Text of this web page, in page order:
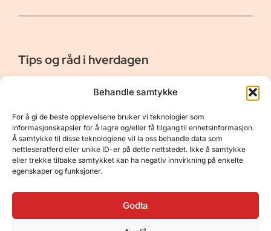
Behandle samtykke
For å gi de beste opplevelsene bruker vi teknologier som
informasjonskapsler for å lagre og/eller få tilgang til enhetsinformasjon.
Å samtykke til disse teknologiene vil la oss behandle data som
nettleseratferd eller unike ID-er på dette nettstedet. Ikke å samtykke
eller trekke tilbake samtykket kan ha negativ innvirkning på enkelte
egenskaper og funksjoner.
Godta
Tips og råd i hverdagen
Er vår bloggside hvor vi ønsker å dele våre opplevelser og
gi deg råd og tips innen reiser, hotell - og restauranter,
naturopplevelser, personlig pleie, data, film og bøker m.m.
Nyttige Linker
Om oss
Kontakt
Resurser
Personvernerklæring
Opphavsrett